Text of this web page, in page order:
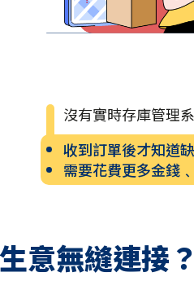
沒有實時存庫管理
收到訂單後才知道
需要花費更多金錢
意無縫連接？